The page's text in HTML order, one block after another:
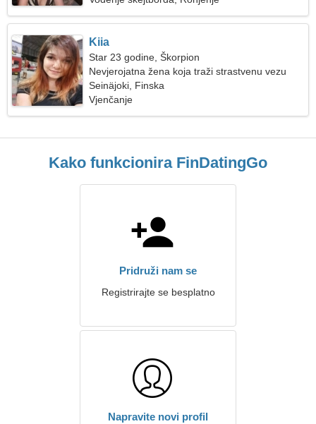
Kiia
Star 23 godine, Škorpion
Nevjerojatna žena koja traži strastvenu vezu
Seinäjoki, Finska
Vjenčanje
Kako funkcionira FinDatingGo
Pridruži nam se
Registrirajte se besplatno
Napravite novi profil